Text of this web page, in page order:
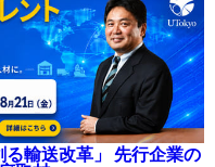
輸送改革」 先行企業の